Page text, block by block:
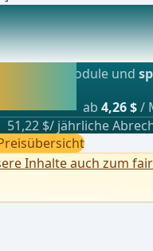
Treatment of
Lernmodule und
ab 4,26 $/
51,22 $/ jährliche
Inhalte auch zum